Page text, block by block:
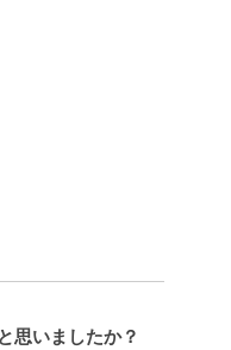
思いましたか？